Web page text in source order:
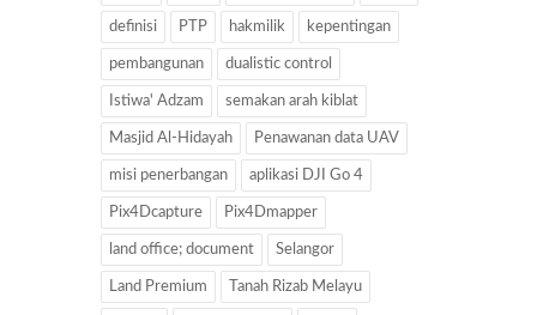
definisi PTP hakmilik kepentingan
pembangunan dualistic control
Istiwa' Adzam semakan arah kiblat
Masjid Al-Hidayah Penawanan data UAV
misi penerbangan aplikasi DJI Go 4
Pix4Dcapture Pix4Dmapper
land office; document Selangor
Land Premium Tanah Rizab Melayu